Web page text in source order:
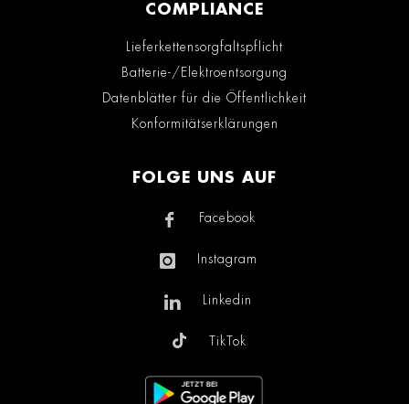
COMPLIANCE
Lieferkettensorgfaltspflicht
Batterie-/Elektroentsorgung
Datenblätter für die Öffentlichkeit
Konformitätserklärungen
FOLGE UNS AUF
Facebook
Instagram
Linkedin
TikTok